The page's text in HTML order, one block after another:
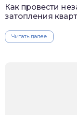
Как провести
затопления
Читать далее